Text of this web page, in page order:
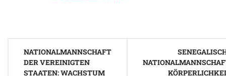
navigation
NATIONALMANNSCHAFT
DER VEREINIGTEN
STAATEN: WACHSTUM